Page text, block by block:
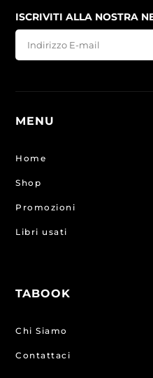
ISCRIVITI ALLA NOSTRA
MENU
Home
Shop
Promozioni
Libri usati
TABOOK
Chi Siamo
Contattaci